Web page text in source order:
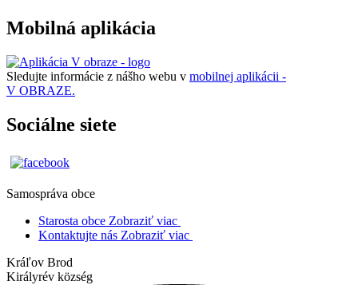
Mobilná aplikácia
Sledujte informácie z nášho webu v mobilnej aplikácii -
V OBRAZE.
Sociálne siete
Samospráva obce
Starosta obce Zobraziť viac
Kontaktujte nás Zobraziť viac
Kráľov Brod
Királyrév község